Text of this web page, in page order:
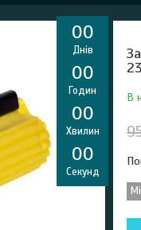
00
Днів
00
Годин
00
Хвилин
00
Секунд
В